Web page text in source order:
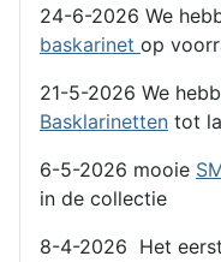
24-6-2026 We
baskarinet op
21-5-2026 We
Basklarinetten tot
6-5-2026 mooie
in de collectie
8-4-2026 Het